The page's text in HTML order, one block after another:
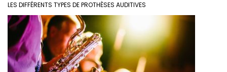
LES DIFFÉRENTS TYPES DE PROTHÈSES AUDITIVES